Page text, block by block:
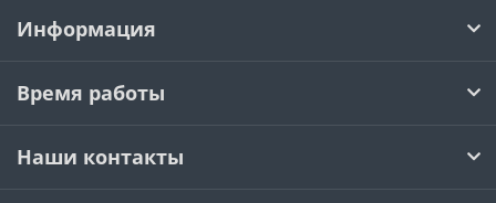
Блоки питания Aerocool 600 Вт
Блоки питания be quiet!
Информация
Время работы
Наши контакты